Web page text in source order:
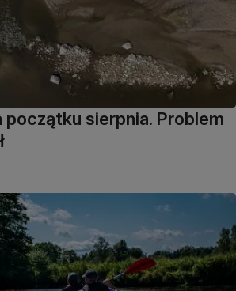
początku sierpnia. Problem